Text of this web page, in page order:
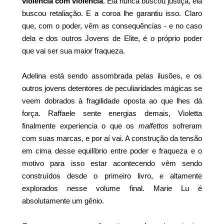
buscou retaliação. E a coroa lhe garantiu isso. Claro
que, com o poder, vêm as consequências - e no caso
dela e dos outros Jovens de Elite, é o próprio poder
que vai ser sua maior fraqueza.
Adelina está sendo assombrada pelas ilusões, e os
outros jovens detentores de peculiaridades mágicas se
veem dobrados à fragilidade oposta ao que lhes dá
força. Raffaele sente energias demais, Violetta
finalmente experiencia o que os malfettos sofreram
com suas marcas, e por aí vai. A construção da tensão
em cima desse equilíbrio entre poder e fraqueza e o
motivo para isso estar acontecendo vêm sendo
construídos desde o primeiro livro, e altamente
explorados nesse volume final. Marie Lu é
absolutamente um gênio.